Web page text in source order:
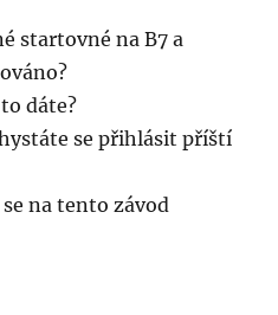
startovné na B7 a
dáte?
se přihlásit příští
na tento závod